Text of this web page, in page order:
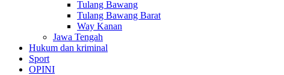
Tulang Bawang
Tulang Bawang Barat
Way Kanan
Jawa Tengah
Hukum dan kriminal
Sport
OPINI